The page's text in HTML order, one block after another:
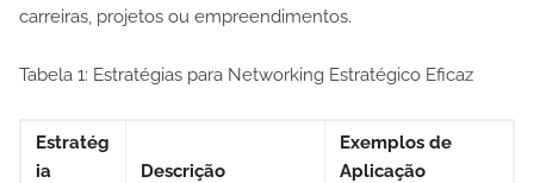
carreiras, projetos ou empreendimentos.
Tabela 1: Estratégias para Networking Estratégico Eficaz
Estratég
ia
Descrição
Exemplos de
Aplicação